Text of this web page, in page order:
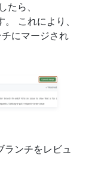
たら、
これにより、
にマージされ
ンチをレビュ